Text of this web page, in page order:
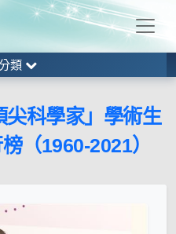
類
尖科學家」學術生
（1960-2021）